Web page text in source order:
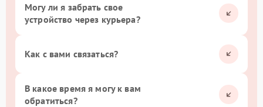
Могу ли я забрать свое
устройство через курьера?
Как с вами связаться?
В какое время я могу к вам
обратиться?